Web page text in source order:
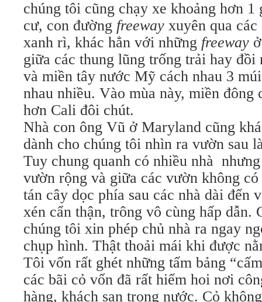
chúng tôi cũng chạy xe khoảng hơn
cư, con đường freeway xuyên qua
xanh rì, khác hẳn với những freeway
giữa các thung lũng trống trải hay
và miền tây nước Mỹ cách nhau 3
nhau nhiều. Vào mùa này, miền đông
hơn Cali đôi chút.
Nhà con ông Vũ ở Maryland cũng
dành cho chúng tôi nhìn ra vườn sau
Tuy chung quanh có nhiều nhà
vườn rộng và giữa các vườn không
tán cây dọc phía sau các nhà dài đến
xén cẩn thận, trông vô cùng hấp dẫn.
chúng tôi xin phép chủ nhà ra ngay
chụp hình. Thật thoải mái khi được
Tôi vốn rất ghét những tấm bảng
các bãi cỏ vốn đã rất hiếm hoi nơi
hàng, khách sạn trong nước. Cỏ